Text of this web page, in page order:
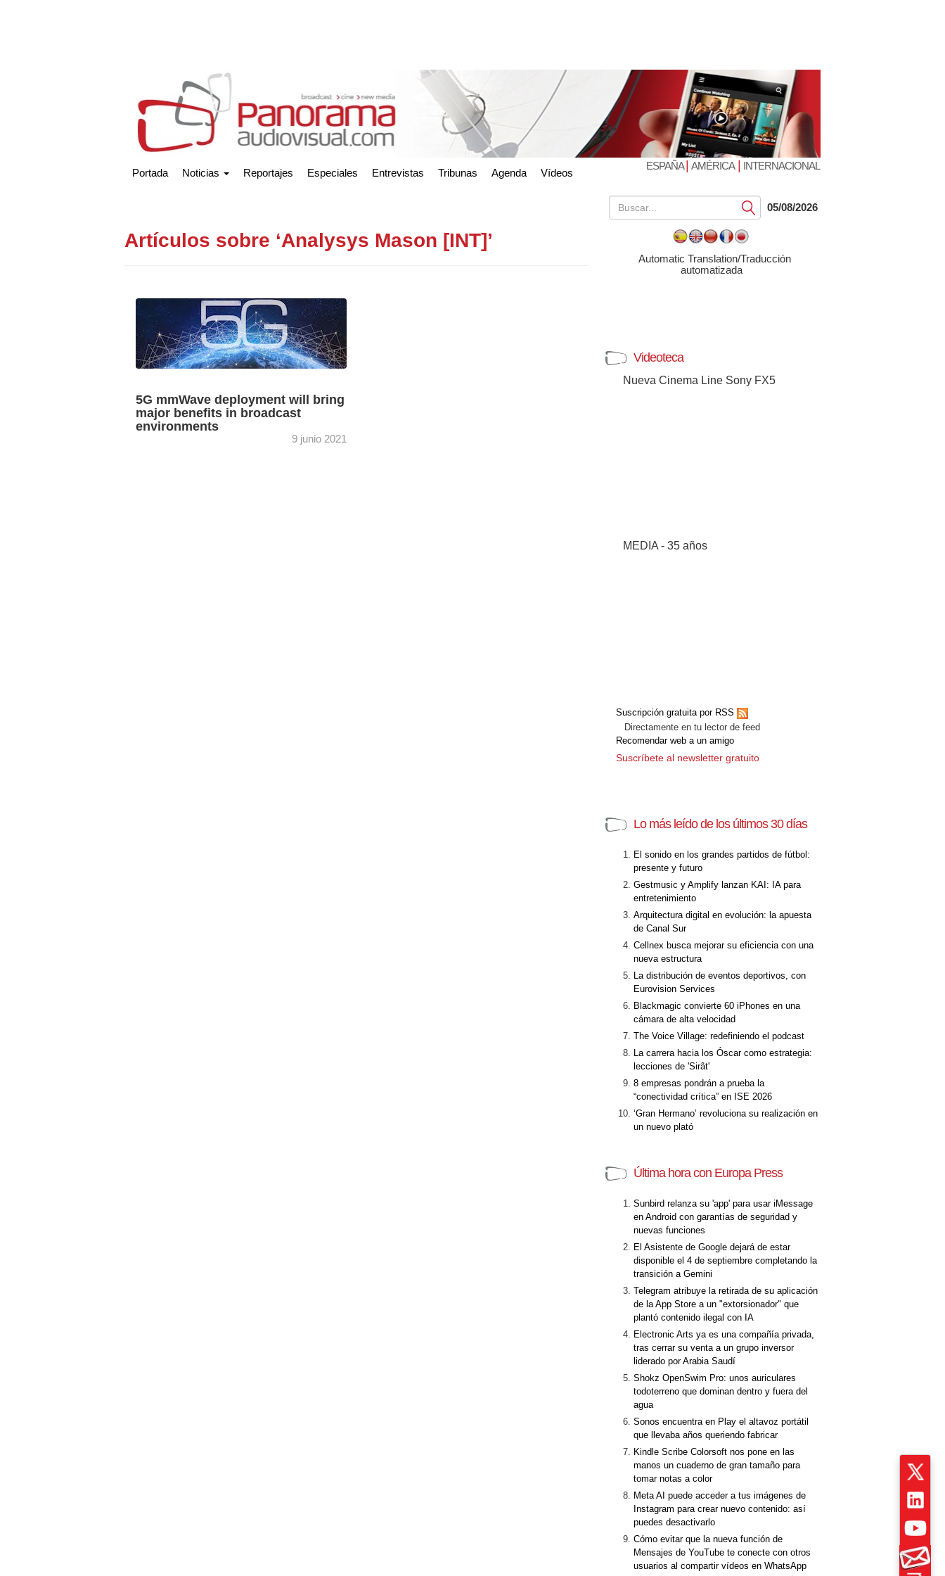
Portada Noticias Reportajes Especiales Entrevistas Tribunas Agenda Vídeos
ESPAÑA| AMÉRICA| INTERNACIONAL
Artículos sobre ‘Analysys Mason [INT]’
5G mmWave deployment will bring
major benefits in broadcast
environments
9 junio 2021
Submit05/08/2026
Automatic Translation/Traducción
automatizada
Videoteca
Nueva Cinema Line Sony FX5
MEDIA - 35 años
Suscripción gratuita por RSS
Directamente en tu lector de feed
Recomendar web a un amigo
Suscríbete al newsletter gratuito
Lo más leído de los últimos 30 días
El sonido en los grandes partidos de fútbol:
presente y futuro
Gestmusic y Amplify lanzan KAI: IA para
entretenimiento
Arquitectura digital en evolución: la apuesta
de Canal Sur
Cellnex busca mejorar su eficiencia con una
nueva estructura
La distribución de eventos deportivos, con
Eurovision Services
Blackmagic convierte 60 iPhones en una
cámara de alta velocidad
The Voice Village: redefiniendo el podcast
La carrera hacia los Óscar como estrategia:
lecciones de 'Sirât'
8 empresas pondrán a prueba la
“conectividad crítica” en ISE 2026
‘Gran Hermano’ revoluciona su realización en
un nuevo plató
Última hora con Europa Press
Sunbird relanza su 'app' para usar iMessage
en Android con garantías de seguridad y
nuevas funciones
El Asistente de Google dejará de estar
disponible el 4 de septiembre completando la
transición a Gemini
Telegram atribuye la retirada de su aplicación
de la App Store a un "extorsionador" que
plantó contenido ilegal con IA
Electronic Arts ya es una compañía privada,
tras cerrar su venta a un grupo inversor
liderado por Arabia Saudí
Shokz OpenSwim Pro: unos auriculares
todoterreno que dominan dentro y fuera del
agua
Sonos encuentra en Play el altavoz portátil
que llevaba años queriendo fabricar
Kindle Scribe Colorsoft nos pone en las
manos un cuaderno de gran tamaño para
tomar notas a color
Meta AI puede acceder a tus imágenes de
Instagram para crear nuevo contenido: así
puedes desactivarlo
Cómo evitar que la nueva función de
Mensajes de YouTube te conecte con otros
usuarios al compartir vídeos en WhatsApp